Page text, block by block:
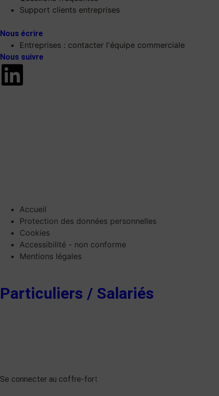
Support clients entreprises
Nous écrire
Entreprises : contacter l'équipe commerciale
Nous suivre
Accueil
Protection des données personnelles
Cookies
Accessibilité - non conforme
Mentions légales
Particuliers / Salariés
Se connecter au coffre-fort